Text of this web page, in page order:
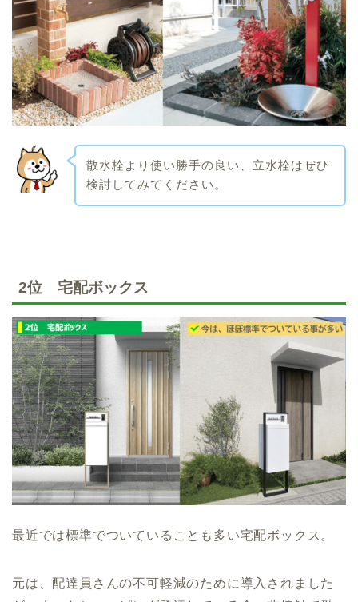
散水栓より使い勝手の良い、立水栓はぜひ
検討してみてください。
2位 宅配ボックス
最近では標準でついていることも多い宅配ボックス。
元は、配達員さんの不可軽減のために導入されました